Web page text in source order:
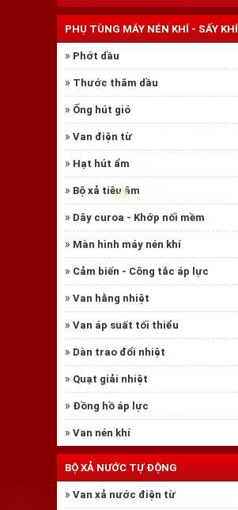
PHỤ TÙNG MÁY NÉN KHÍ - SẤY KHÍ
» Phớt dầu
» Thước thăm dầu
» Ống hút gió
» Van điện từ
» Hạt hút ẩm
» Bộ xả tiêu âm
» Dây curoa - Khớp nối mềm
» Màn hình máy nén khí
» Cảm biến - Công tắc áp lực
» Van hằng nhiệt
» Van áp suất tối thiểu
» Dàn trao đổi nhiệt
» Quạt giải nhiệt
» Đồng hồ áp lực
» Van nén khí
BỘ XẢ NƯỚC TỰ ĐỘNG
» Van xả nước điện từ